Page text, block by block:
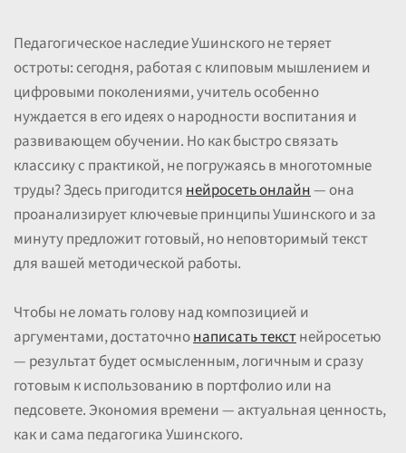
Педагогическое наследие Ушинского не теряет
остроты: сегодня, работая с клиповым мышлением и
цифровыми поколениями, учитель особенно
нуждается в его идеях о народности воспитания и
развивающем обучении. Но как быстро связать
классику с практикой, не погружаясь в многотомные
труды? Здесь пригодитсянейросеть онлайн— она
проанализирует ключевые принципы Ушинского и за
минуту предложит готовый, но неповторимый текст
для вашей методической работы.
Чтобы не ломать голову над композицией и
аргументами, достаточнонаписать текстнейросетью
— результат будет осмысленным, логичным и сразу
готовым к использованию в портфолио или на
педсовете. Экономия времени — актуальная ценность,
как и сама педагогика Ушинского.